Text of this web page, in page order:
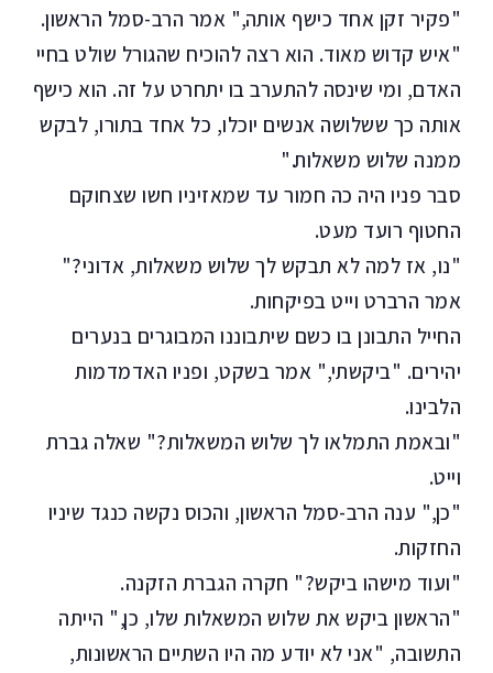
"פקיר זקן אחד כישף אותה," אמר הרב-סמל הראשון.
"איש קדוש מאוד. הוא רצה להוכיח שהגורל שולט בחיי
האדם, ומי שינסה להתערב בו יתחרט על זה. הוא כישף
אותה כך ששלושה אנשים יוכלו, כל אחד בתורו, לבקש
ממנה שלוש משאלות."
סבר פניו היה כה חמור עד שמאזיניו חשו שצחוקם
החטוף רועד מעט.
"נו, אז למה לא תבקש לך שלוש משאלות, אדוני?"
אמר הרברט וייט בפיקחות.
החייל התבונן בו כשם שיתבוננו המבוגרים בנערים
יהירים. "ביקשתי," אמר בשקט, ופניו האדמדמות
הלבינו.
"ובאמת התמלאו לך שלוש המשאלות?" שאלה גברת
וייט.
"כן," ענה הרב-סמל הראשון, והכוס נקשה כנגד שיניו
החזקות.
"ועוד מישהו ביקש?" חקרה הגברת הזקנה.
"הראשון ביקש את שלוש המשאלות שלו, כן," הייתה
התשובה, "אני לא יודע מה היו השתיים הראשונות,